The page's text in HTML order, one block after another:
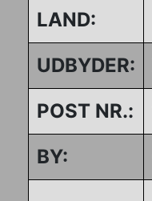
LAND:
UDBYDER:
POST NR.:
BY: